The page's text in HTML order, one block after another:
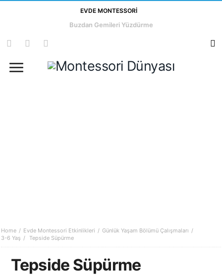
EVDE MONTESSORI
Buzdan Gemileri Yüzdürme
Home Evde Montessori Etkinlikleri
Günlük Yaşam Bölümü Çalışmaları
3-6 Yaş
Tepside Süpürme
Tepside Süpürme